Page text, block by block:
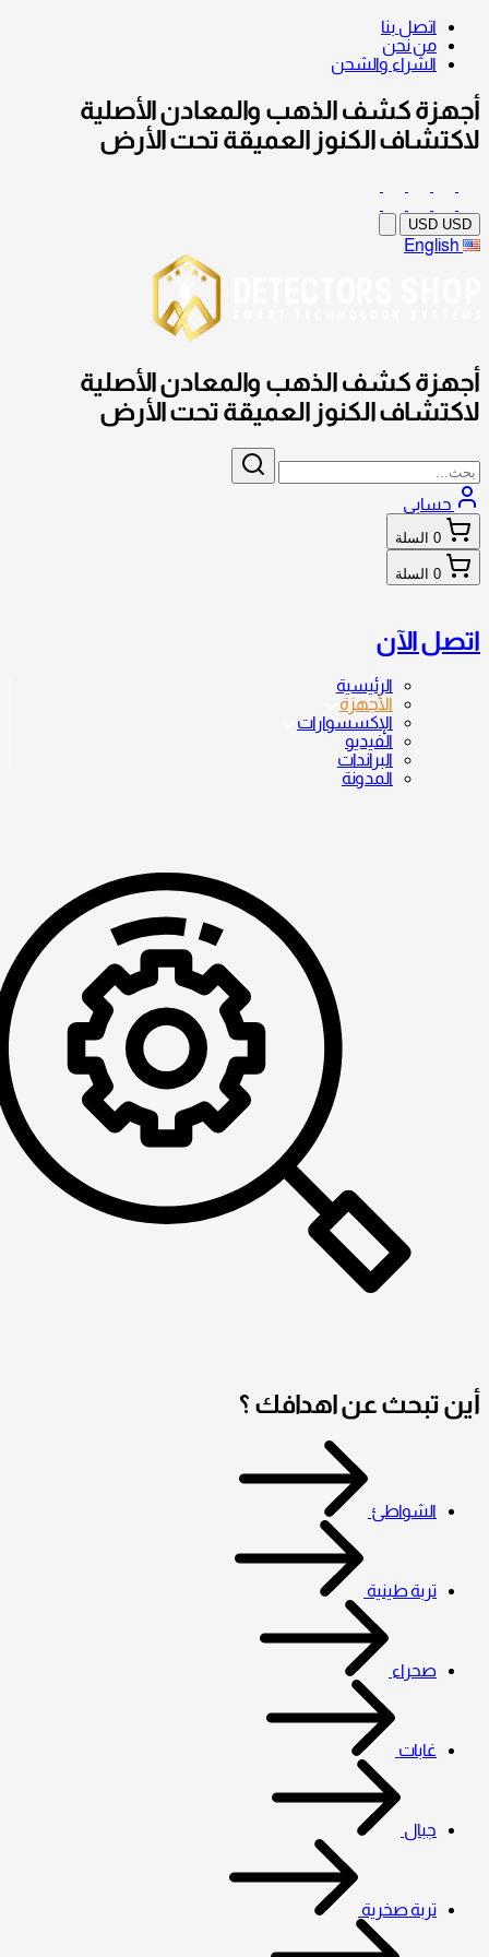
اتصل بنا
من نحن
الشراء والشحن
أجهزة كشف الذهب والمعادن الأصلية
لاكتشاف الكنوز العميقة تحت الأرض
USD USD
English
أجهزة كشف الذهب والمعادن الأصلية
لاكتشاف الكنوز العميقة تحت الأرض
حسابي
0 السلة
0 السلة
اتصل الآن
الرئيسية
الأجهزة
الإكسسوارات
الفيديو
البراندات
المدونة
أين تبحث عن اهدافك ؟
الشواطئ
تربة طينية
صحراء
غابات
جبال
تربة صخرية